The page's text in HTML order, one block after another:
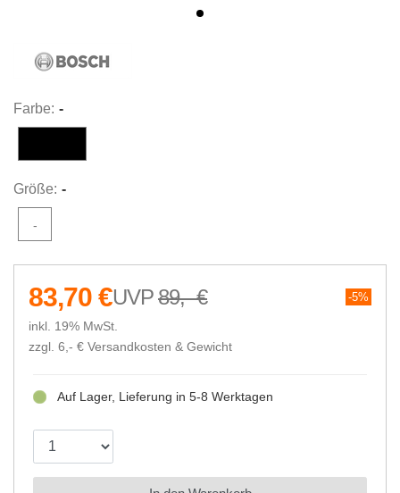
Farbe: -
Größe: -
-
89,- € 5%
83,70 €
inkl. 19% MwSt.
zzgl. 6,- € Versandkosten & Gewicht
Auf Lager, Lieferung in 5-8 Werktagen